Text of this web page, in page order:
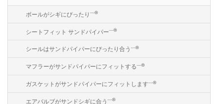
ボールがシギにぴったり ―®
シートフィット サンドパイパー―®
シールはサンドパイパーにぴったり合う ―®
マフラーがサンドパイパーにフィットする―®
ガスケットがサンドパイパーにフィットします―®
エアバルブがサンドシギに合う ―®